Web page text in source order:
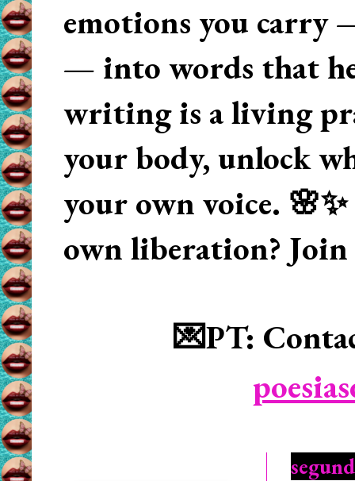
emotions you carry
— into words that
writing is a living
your body, unlock
your own voice.
own liberation? Join
💌PT: